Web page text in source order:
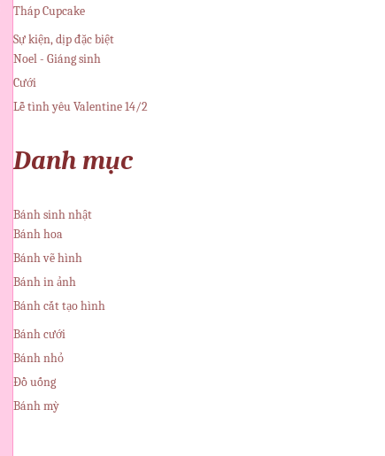
Tháp Cupcake
Sự kiện, dịp đặc biệt
Noel - Giáng sinh
Cưới
Lễ tình yêu Valentine 14/2
Danh mục
Bánh sinh nhật
Bánh hoa
Bánh vẽ hình
Bánh in ảnh
Bánh cắt tạo hình
Bánh cưới
Bánh nhỏ
Đồ uống
Bánh mỳ